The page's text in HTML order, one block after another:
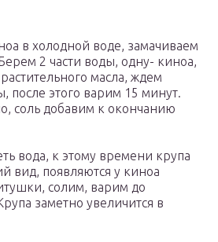
в холодной воде, замачиваем
2 части воды, одну- киноа,
масла, ждем
после этого варим 15 минут.
соль добавим к окончанию
вода, к этому времени крупа
вид, появляются у киноа
солим, варим до
заметно увеличится в